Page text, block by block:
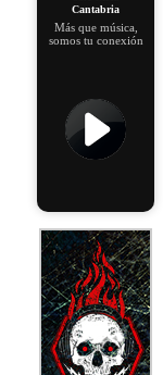
Cantabria
Más que música,
somos tu conexión